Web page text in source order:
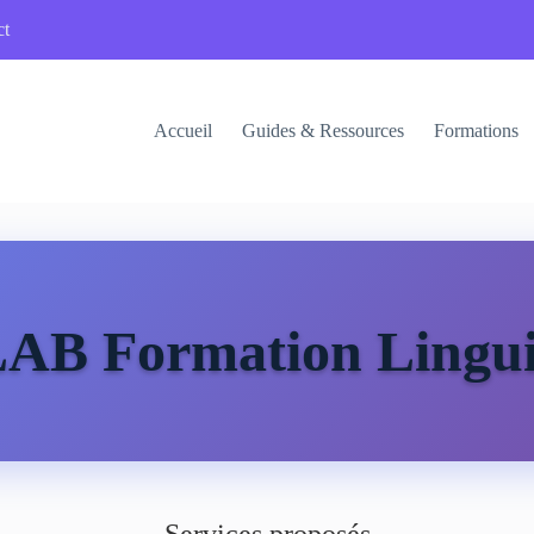
Accueil Guides & Ressources Formations
Formation